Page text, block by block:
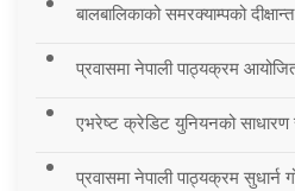
बालबालिकाको समरक्याम्पको दीक्षान्त
प्रवासमा नेपाली पाठ्यक्रम
एभरेष्ट क्रेडिट युनियनको
प्रवासमा नेपाली पाठ्यक्रम सुधार्न